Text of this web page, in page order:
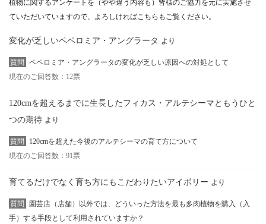
植物に関するアンケートを（やや違う内容も）皆様のご協力を元に実施させ
ていただいていますので、よろしければこちらもご覧ください。
変化が乏しいペペロミア・アングラータ より
質問
ペペロミア・アングラータの変化が乏しい原因への対処として
現在のご回答数：12票
120cmを超えるまでに生長したフィカス・アルテシーマともうひと
つの期待 より
質問
120cmを超えた今後のアルテシーマの育て方について
現在のご回答数：91票
育てるだけでなく育ち方にもこだわりたいアイボリー より
質問
園芸店（店舗）以外では、どういった方法を最も多肉植物を購入（入
手）する手段として利用されていますか？